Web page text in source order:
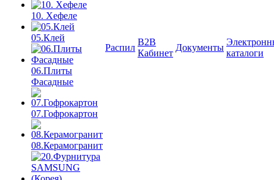
10. Хефеле
05.Клей
06.Плиты
Фасадные
07.Гофрокартон
08.Керамогранит
Распил
B2B
Кабинет
Документы
каталоги